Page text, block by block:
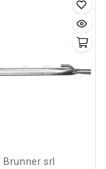
Brunner srl